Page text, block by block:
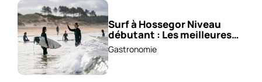
Surf à Hossegor Niveau
débutant : Les meilleures
écoles !
Gastronomie